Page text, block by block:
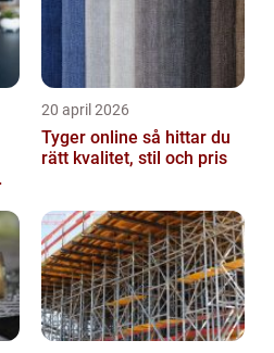
20 april 2026
Tyger online så hittar du
rätt kvalitet, stil och pris